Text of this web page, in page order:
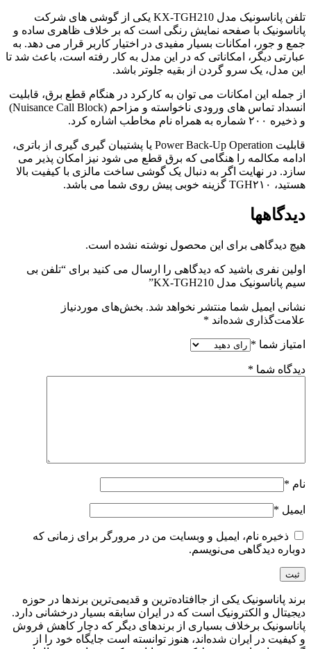
تلفن پاناسونیک مدل KX-TGH210 یکی از گوشی های شرکت
پاناسونیک با صفحه نمایش رنگی است که بر خلاف ظاهری ساده و
جمع و جور، امکانات بسیار مفیدی در اختیار کاربر قرار می دهد. به
عبارتی دیگر، امکاناتی که در این مدل به کار رفته است، باعث شد تا
این مدل، یک سرو گردن از بقیه جلوتر باشد.
از جمله این امکانات می توان به کارکرد در هنگام قطع برق، قابلیت
انسداد تماس های ورودی ناخواسته و مزاحم (Nuisance Call Block)
و ذخیره ۲۰۰ شماره به همراه نام مخاطب اشاره کرد.
قابلیت Power Back-Up Operation یا پشتیبان گیری گیری از باتری،
ادامه مکالمه را هنگامی که برق قطع می شود نیز امکان پذیر می
سازد. در نهایت اگر به دنبال یک گوشی ساخت مالزی با کیفیت بالا
هستید، TGH۲۱۰ گزینه خوبی پیش روی شما می باشد.
دیدگاهها
هیچ دیدگاهی برای این محصول نوشته نشده است.
اولین نفری باشید که دیدگاهی را ارسال می کنید برای “تلفن بی
سیم پاناسونیک مدل KX-TGH210”
نشانی ایمیل شما منتشر نخواهد شد. بخش‌های موردنیاز
علامت‌گذاری شده‌اند *
امتیاز شما *
دیدگاه شما *
نام *
ایمیل *
ذخیره نام، ایمیل و وبسایت من در مرورگر برای زمانی که
دوباره دیدگاهی می‌نویسم.
برند پاناسونیک یکی از جاافتاده‌ترین و قدیمی‌ترین برندها در حوزه
دیجیتال و الکترونیک است که در ایران سابقه بسیار درخشانی دارد.
پاناسونیک برخلاف بسیاری از برندهای دیگر که دچار کاهش فروش
و کیفیت در ایران شده‌اند، هنوز توانسته است جایگاه خود را از